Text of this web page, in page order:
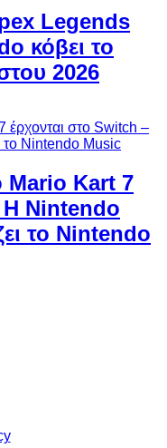
Legends
κόβει το
2026
Mario Kart 7
Η Nintendo
το Nintendo